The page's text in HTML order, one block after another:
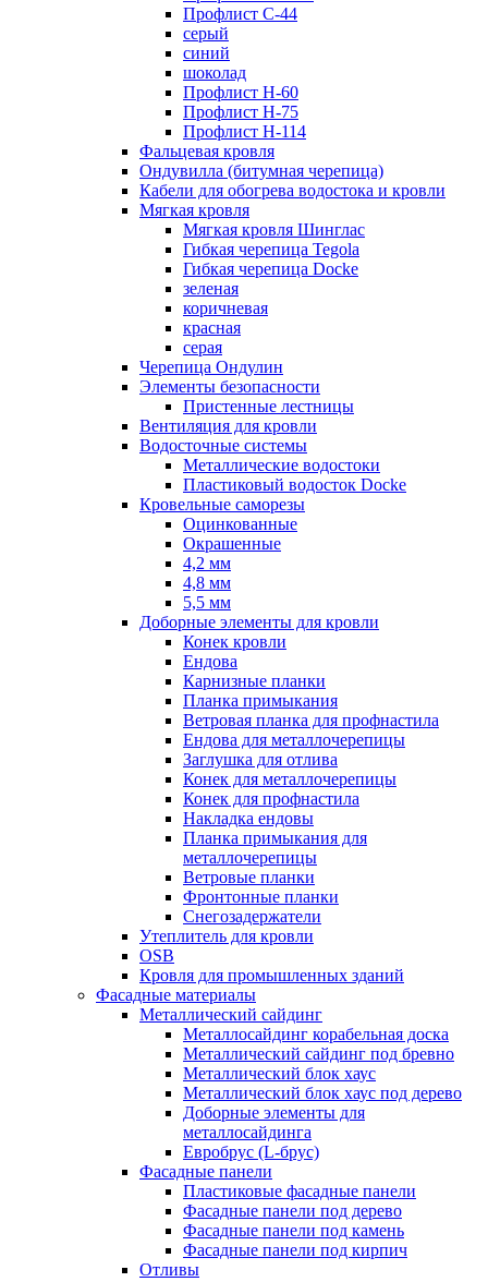
Профлист С-44
серый
синий
шоколад
Профлист Н-60
Профлист Н-75
Профлист H-114
Фальцевая кровля
Ондувилла (битумная черепица)
Кабели для обогрева водостока и кровли
Мягкая кровля
Мягкая кровля Шинглас
Гибкая черепица Tegola
Гибкая черепица Docke
зеленая
коричневая
красная
серая
Черепица Ондулин
Элементы безопасности
Пристенные лестницы
Вентиляция для кровли
Водосточные системы
Металлические водостоки
Пластиковый водосток Docke
Кровельные саморезы
Оцинкованные
Окрашенные
4,2 мм
4,8 мм
5,5 мм
Доборные элементы для кровли
Конек кровли
Ендова
Карнизные планки
Планка примыкания
Ветровая планка для профнастила
Ендова для металлочерепицы
Заглушка для отлива
Конек для металлочерепицы
Конек для профнастила
Накладка ендовы
Планка примыкания для
металлочерепицы
Ветровые планки
Фронтонные планки
Снегозадержатели
Утеплитель для кровли
OSB
Кровля для промышленных зданий
Фасадные материалы
Металлический сайдинг
Металлосайдинг корабельная доска
Металлический сайдинг под бревно
Металлический блок хаус
Металлический блок хаус под дерево
Доборные элементы для
металлосайдинга
Евробрус (L-брус)
Фасадные панели
Пластиковые фасадные панели
Фасадные панели под дерево
Фасадные панели под камень
Фасадные панели под кирпич
Отливы